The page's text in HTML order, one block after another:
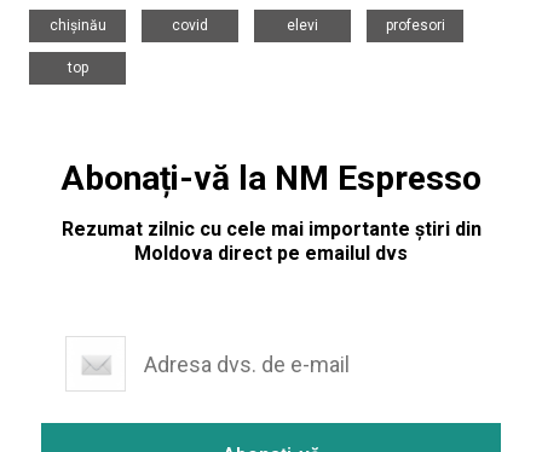
chișinău
covid
elevi
profesori
top
Abonați-vă la NM Espresso
Rezumat zilnic cu cele mai importante știri din
Moldova direct pe emailul dvs